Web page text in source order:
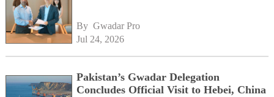
By Gwadar Pro
Jul 24, 2026
Pakistan’s Gwadar Delegation
Concludes Official Visit to Hebei, China